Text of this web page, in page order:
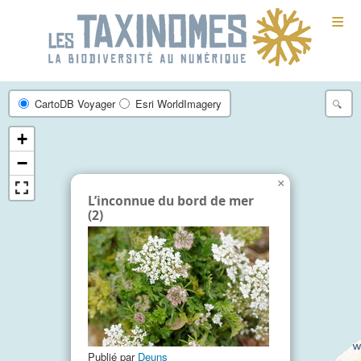
≡
L’inconnue du bord de mer
(2)
Publié par Deuns
×
CartoDB Voyager Esri WorldImagery
+
−